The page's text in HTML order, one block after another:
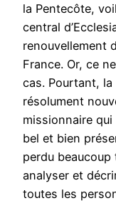
la Pentecôte,
central
renouvellement
France. Or, ce
cas. Pourtant, la
résolument
missionnaire
bel et bien
perdu
analyser et
toutes les